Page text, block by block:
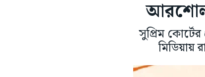
সুপ্রিম
মিডিয়ায়